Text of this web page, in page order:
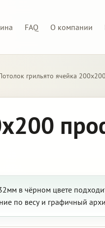
FAQ О компании
грильято ячейка
в чёрном цвете
по весу и графичный